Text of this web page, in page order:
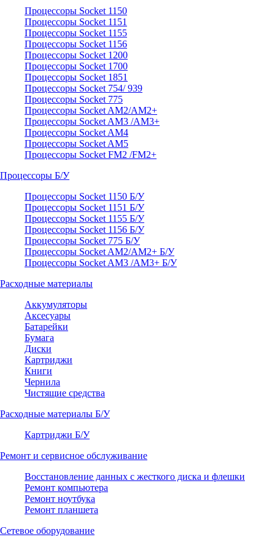
Процессоры Socket 1150
Процессоры Socket 1151
Процессоры Socket 1155
Процессоры Socket 1156
Процессоры Socket 1200
Процессоры Socket 1700
Процессоры Socket 1851
Процессоры Socket 754/ 939
Процессоры Socket 775
Процессоры Socket AM2/AM2+
Процессоры Socket AM3 /AM3+
Процессоры Socket AM4
Процессоры Socket AM5
Процессоры Socket FM2 /FM2+
Процессоры Б/У
Процессоры Socket 1150 Б/У
Процессоры Socket 1151 Б/У
Процессоры Socket 1155 Б/У
Процессоры Socket 1156 Б/У
Процессоры Socket 775 Б/У
Процессоры Socket AM2/AM2+ Б/У
Процессоры Socket AM3 /AM3+ Б/У
Расходные материалы
Аккумуляторы
Аксесуары
Батарейки
Бумага
Диски
Картриджи
Книги
Чернила
Чистящие средства
Расходные материалы Б/У
Картриджи Б/У
Ремонт и сервисное обслуживание
Восстановление данных с жесткого диска и флешки
Ремонт компьютера
Ремонт ноутбука
Ремонт планшета
Сетевое оборудование